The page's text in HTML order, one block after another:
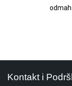
Kontakt i